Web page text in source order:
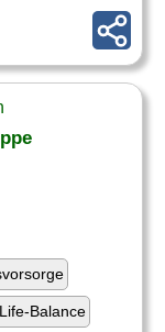
Balance